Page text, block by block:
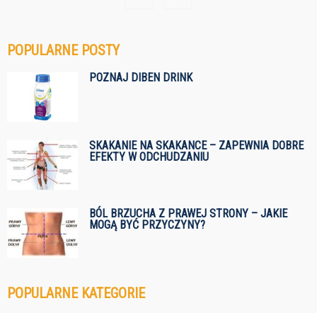
POPULARNE POSTY
POZNAJ DIBEN DRINK
SKAKANIE NA SKAKANCE – ZAPEWNIA DOBRE
EFEKTY W ODCHUDZANIU
BÓL BRZUCHA Z PRAWEJ STRONY – JAKIE
MOGĄ BYĆ PRZYCZYNY?
POPULARNE KATEGORIE